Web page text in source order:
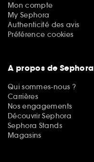
Mon compte
My Sephora
Authenticité des avis
Préférence cookies
A propos de Sephora
Qui sommes-nous ?
Carrières
Nos engagements
Découvrir Sephora
Sephora Stands
Magasins